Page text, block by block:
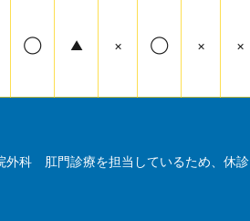
◯ ▲ × ◯ × ×
外科 肛門診療を担当しているため、休診